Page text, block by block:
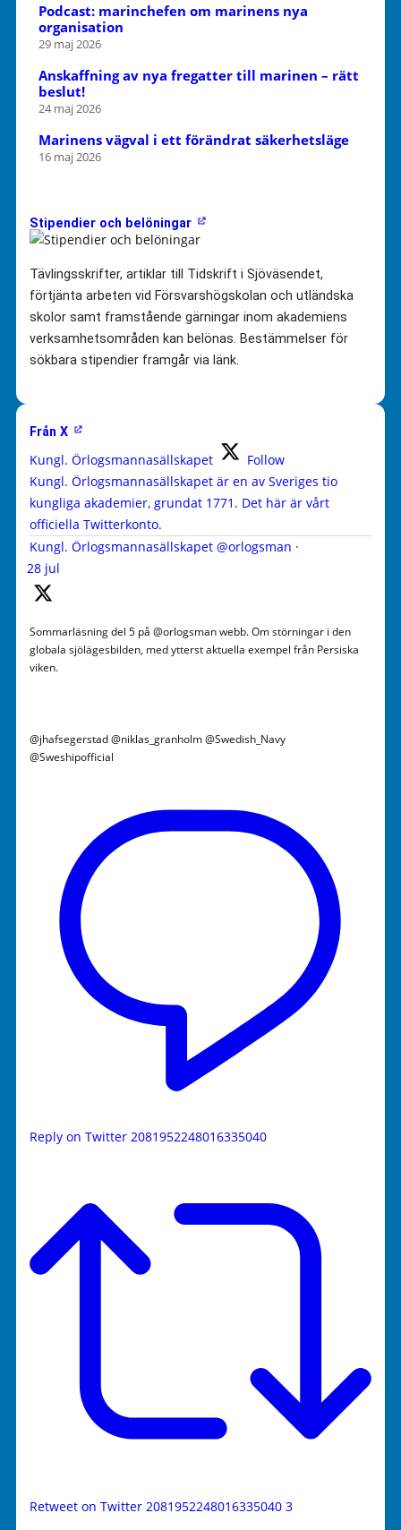
Podcast: marinchefen om marinens nya
organisation
29 maj 2026
Anskaffning av nya fregatter till marinen – rätt
beslut!
24 maj 2026
Marinens vägval i ett förändrat säkerhetsläge
16 maj 2026
Stipendier och belöningar
Tävlingsskrifter, artiklar till Tidskrift i Sjöväsendet,
förtjänta arbeten vid Försvarshögskolan och utländska
skolor samt framstående gärningar inom akademiens
verksamhetsområden kan belönas. Bestämmelser för
sökbara stipendier framgår via länk.
Från X
Kungl. Örlogsmannasällskapet
Follow
Kungl. Örlogsmannasällskapet är en av Sveriges tio
kungliga akademier, grundat 1771. Det här är vårt
officiella Twitterkonto.
Kungl. Örlogsmannasällskapet @orlogsman ·
28 jul
Sommarläsning del 5 på @orlogsman webb. Om störningar i den
globala sjölägesbilden, med ytterst aktuella exempel från Persiska
viken.
@jhafsegerstad @niklas_granholm @Swedish_Navy
@Sweshipofficial
Reply on Twitter 2081952248016335040
Retweet on Twitter 2081952248016335040 3